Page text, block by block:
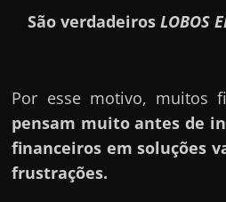
São verdadeirosLOBOS
Por esse motivo, muitos
pensam muito antes de
financeiros em soluções
frustrações.